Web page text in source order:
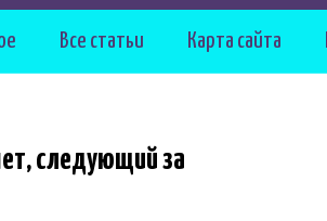
Все статьи Карта сайта
следующий за